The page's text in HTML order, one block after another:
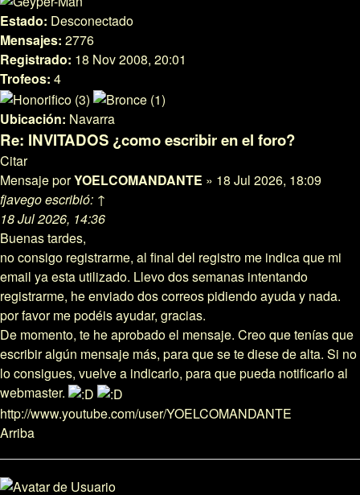
Estado: Desconectado
Mensajes: 2776
Registrado: 18 Nov 2008, 20:01
Trofeos: 4
Ubicación: Navarra
Re: INVITADOS ¿como escribir en el foro?
Citar
MensajeporYOELCOMANDANTE » 18 Jul 2026, 18:09
fjavego escribió: ↑
18 Jul 2026, 14:36
Buenas tardes,
no consigo registrarme, al final del registro me indica que mi
email ya esta utilizado. Llevo dos semanas intentando
registrarme, he enviado dos correos pidiendo ayuda y nada.
por favor me podéis ayudar, gracias.
De momento, te he aprobado el mensaje. Creo que tenías que
escribir algún mensaje más, para que se te diese de alta. Si no
lo consigues, vuelve a indicarlo, para que pueda notificarlo al
webmaster.
http://www.youtube.com/user/YOELCOMANDANTE
Arriba